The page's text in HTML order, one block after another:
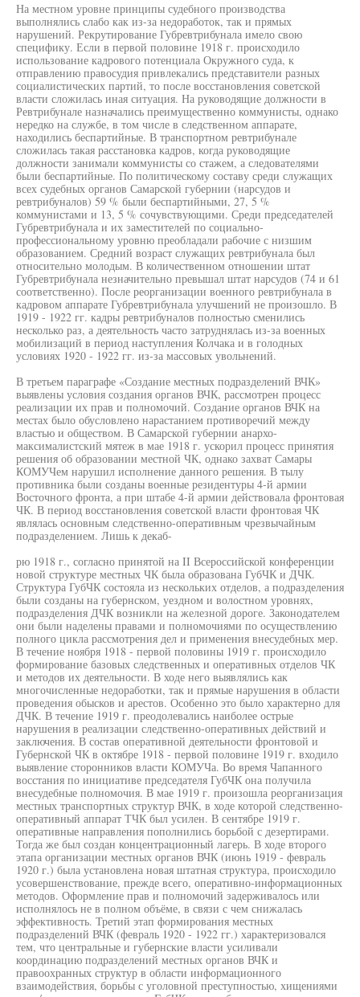
На местном уровне принципы судебного производства
выполнялись слабо как из-за недоработок, так и прямых
нарушений. Рекрутирование Губревтрибунала имело свою
специфику. Если в первой половине 1918 г. происходило
использование кадрового потенциала Окружного суда, к
отправлению правосудия привлекались представители разных
социалистических партий, то после восстановления советской
власти сложилась иная ситуация. На руководящие должности в
Ревтрибунале назначались преимущественно коммунисты, однако
нередко на службе, в том числе в следственном аппарате,
находились беспартийные. В транспортном ревтрибунале
сложилась такая расстановка кадров, когда руководящие
должности занимали коммунисты со стажем, а следователями
были беспартийные. По политическому составу среди служащих
всех судебных органов Самарской губернии (нарсудов и
ревтрибуналов) 59 % были беспартийными, 27, 5 %
коммунистами и 13, 5 % сочувствующими. Среди председателей
Губревтрибунала и их заместителей по социально-
профессиональному уровню преобладали рабочие с низшим
образованием. Средний возраст служащих ревтрибунала был
относительно молодым. В количественном отношении штат
Губревтрибунала незначительно превышал штат нарсудов (74 и 61
соответственно). После реорганизации военного ревтрибунала в
кадровом аппарате Губревтрибунала улучшений не произошло. В
1919 - 1922 гг. кадры ревтрибуналов полностью сменились
несколько раз, а деятельность часто затруднялась из-за военных
мобилизаций в период наступления Колчака и в голодных
условиях 1920 - 1922 гг. из-за массовых увольнений.
В третьем параграфе «Создание местных подразделений ВЧК»
выявлены условия создания органов ВЧК, рассмотрен процесс
реализации их прав и полномочий. Создание органов ВЧК на
местах было обусловлено нарастанием противоречий между
властью и обществом. В Самарской губернии анархо-
максималистский мятеж в мае 1918 г. ускорил процесс принятия
решения об образовании местной ЧК, однако захват Самары
КОМУЧем нарушил исполнение данного решения. В тылу
противника были созданы военные резидентуры 4-й армии
Восточного фронта, а при штабе 4-й армии действовала фронтовая
ЧК. В период восстановления советской власти фронтовая ЧК
являлась основным следственно-оперативным чрезвычайным
подразделением. Лишь к декаб-
рю 1918 г., согласно принятой на II Всероссийской конференции
новой структуре местных ЧК была образована ГубЧК и ДЧК.
Структура ГубЧК состояла из нескольких отделов, а подразделения
были созданы на губернском, уездном и волостном уровнях,
подразделения ДЧК возникли на железной дороге. Законодателем
они были наделены правами и полномочиями по осуществлению
полного цикла рассмотрения дел и применения внесудебных мер.
В течение ноября 1918 - первой половины 1919 г. происходило
формирование базовых следственных и оперативных отделов ЧК
и методов их деятельности. В ходе него выявлялись как
многочисленные недоработки, так и прямые нарушения в области
проведения обысков и арестов. Особенно это было характерно для
ДЧК. В течение 1919 г. преодолевались наиболее острые
нарушения в реализации следственно-оперативных действий и
заключения. В состав оперативной деятельности фронтовой и
Губернской ЧК в октябре 1918 - первой половине 1919 г. входило
выявление сторонников власти КОМУЧа. Во время Чапанного
восстания по инициативе председателя ГубЧК она получила
внесудебные полномочия. В мае 1919 г. произошла реорганизация
местных транспортных структур ВЧК, в ходе которой следственно-
оперативный аппарат ТЧК был усилен. В сентябре 1919 г.
оперативные направления пополнились борьбой с дезертирами.
Тогда же был создан концентрационный лагерь. В ходе второго
этапа организации местных органов ВЧК (июнь 1919 - февраль
1920 г.) была установлена новая штатная структура, происходило
усовершенствование, прежде всего, оперативно-информационных
методов. Оформление прав и полномочий задерживалось или
исполнялось не в полном объёме, в связи с чем снижалась
эффективность. Третий этап формирования местных
подразделений ВЧК (февраль 1920 - 1922 гг.) характеризовался
тем, что центральные и губернские власти усиливали
координацию подразделений местных органов ВЧК и
правоохранных структур в области информационного
взаимодействия, борьбы с уголовной преступностью, хищениями